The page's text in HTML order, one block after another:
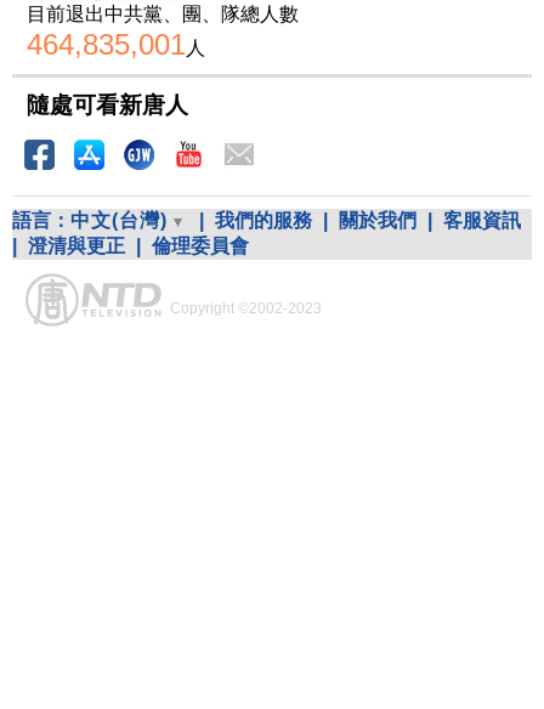
目前退出中共黨、團、隊總人數
464,835,001人
隨處可看新唐人
語言： 中文(台灣) 我們的服務 關於我們
客服資訊
澄清與更正 倫理委員會
Copyright ©2002-2023